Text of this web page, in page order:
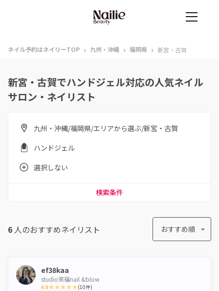
ネイル予約はネイリーTOP › 九州・沖縄 › 福岡県 › 新宮・古賀
新宮・古賀でハンドジェル対応の人気ネイル
サロン・ネイリスト
九州・沖縄/福岡県/エリアから選ぶ/新宮・古賀
ハンドジェル
選択しない
検索条件
6 人のおすすめネイリスト おすすめ順
ef38kaa
studio笑福nail &blow
4.9 (10件)